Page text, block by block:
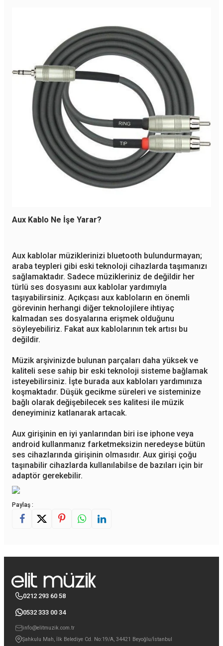
Aux Kablo Ne İşe Yarar?
Aux kablolar müziklerinizi bluetooth bulundurmayan;
araba teypleri gibi eski teknoloji cihazlarda taşımanızı
sağlamaktadır. Sadece müzikleriniz de değildir her
türlü ses dosyasını aux kablolar yardımıyla
taşıyabilirsiniz. Açıkçası aux kabloların en önemli
görevinin herhangi diğer teknolojilere ihtiyaç
kalmadan ses dosyalarına erişmek olduğunu
söyleyebiliriz. Fakat aux kablolarının tek artısı bu
değildir.
Müzik arşivinizde bulunan parçaları daha yüksek ve
kaliteli sese sahip bir eski teknoloji sisteme bağlamak
isteyebilirsiniz. İşte burada aux kabloları yardımınıza
koşmaktadır. Düşük gecikme süreleri ve sisteminize
bağlı olarak değişebilecek ses kalitesi ile müzik
deneyiminiz katlanarak artacak.
Aux girişinin en iyi yanlarından biri ise iphone veya
android kullanmanız farketmeksizin neredeyse bütün
ses cihazlarında girişinin olmasıdır. Aux girişi çoğu
taşınabilir cihazlarda kullanılabilse de bazıları için bir
adaptör gerekebilir.
Paylaş :
0212 293 60 58
0532 333 00 34
info@elitmuzik.com.tr
Şahkulu Mah, İlk Belediye Cd. No:19/A, 34421 Beyoğlu/İstanbul